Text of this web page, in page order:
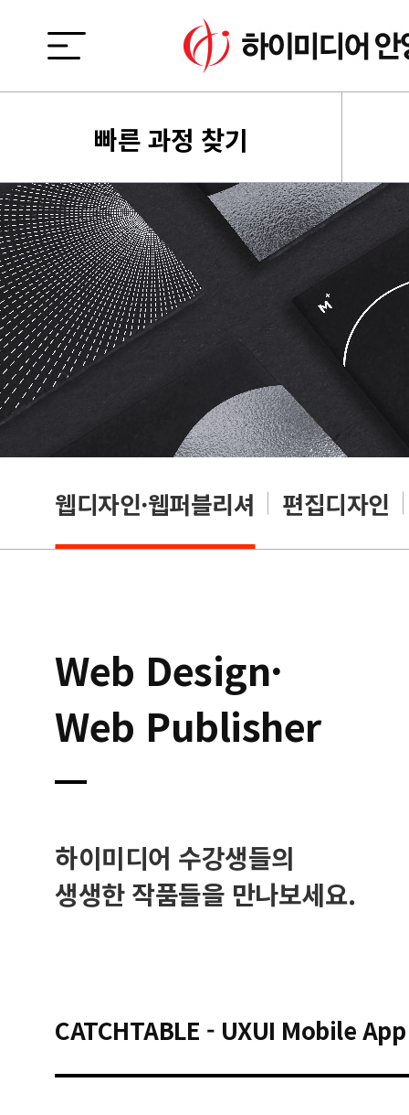
빠른 과정 찾기
웹디자인·웹퍼블리셔 편집디자인
Web Design·
Web Publisher
하이미디어 수강생들의
생생한 작품들을 만나보세요.
CATCHTABLE - UXUI Mobile App